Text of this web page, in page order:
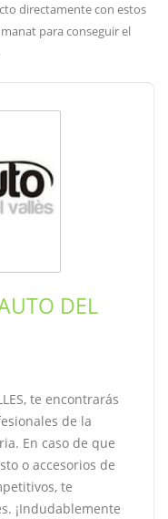
directamente con estos
para conseguir el
DEL
te encontrarás
de la
En caso de que
o accesorios de
te
¡Indudablemente